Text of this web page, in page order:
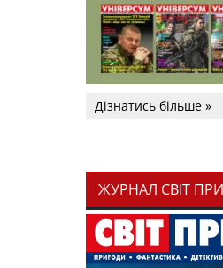
Дізнатись більше »
ЖУРНАЛ СВІТ